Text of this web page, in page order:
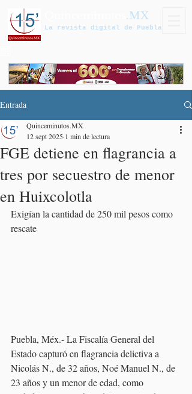
.MX
La revista digital de Puebla
Entrada
FGE detiene en flagrancia a
tres por secuestro de menor
en Huixcolotla
Quinceminutos.MX
12 sept 2025 1 min de lectura
Exigían la cantidad de 250 mil pesos como
rescate
Puebla, Méx.- La Fiscalía General del
Estado capturó en flagrancia delictiva a
Nicolás N., de 32 años, Noé Manuel N., de
23 años y un menor de edad, como